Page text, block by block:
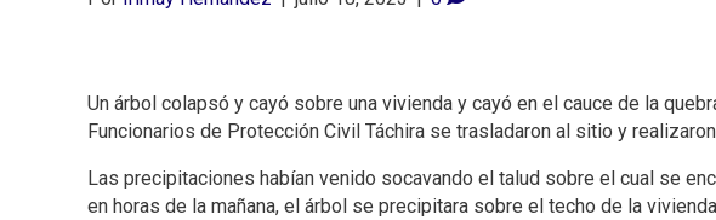
Un árbol colapsó y cayó sobre una vivienda y cayó en el cauce de la
Funcionarios de Protección Civil Táchira se trasladaron al sitio y
Las precipitaciones habían venido socavando el talud sobre el cual se
en horas de la mañana, el árbol se precipitara sobre el techo de la